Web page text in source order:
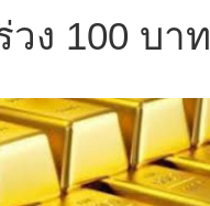
ง 100 บาท